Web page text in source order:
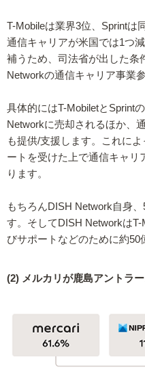
T-Mobileは業界3位、Sprintは
通信キャリアが米国では1つ
補うため、司法省が出した条
Networkの通信キャリア事業
具体的にはT-MobiletとSprint
Networkに売却されるほか、
も提供/支援します。これに
ートを受けた上で通信キャリ
ります。
もちろんDISH Network自身
す。そしてDISH Networkは
びサポートなどのために約50
(2) メルカリが鹿島アントラ